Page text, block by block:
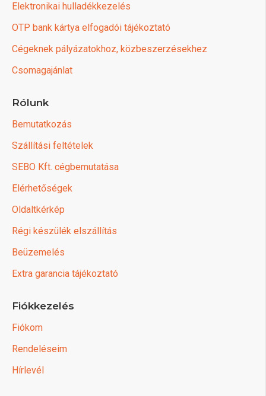
Elektronikai hulladékkezelés
OTP bank kártya elfogadói tájékoztató
Cégeknek pályázatokhoz, közbeszerzésekhez
Csomagajánlat
Rólunk
Bemutatkozás
Szállítási feltételek
SEBO Kft. cégbemutatása
Elérhetőségek
Oldaltkérkép
Régi készülék elszállítás
Beüzemelés
Extra garancia tájékoztató
Fiókkezelés
Fiókom
Rendeléseim
Hírlevél